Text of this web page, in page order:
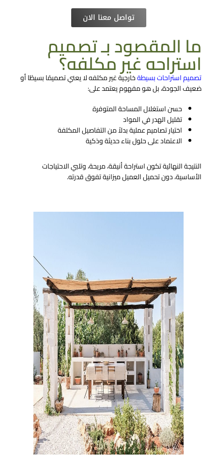
تواصل معنا الان
ما المقصود بـ تصميم
استراحه غير مكلفه؟
تصميم استراحات بسيطةخارجية غير مكلفه لا يعني تصميمًا بسيطًا أو
ضعيف الجودة، بل هو مفهوم يعتمد على:
حسن استغلال المساحة المتوفرة
تقليل الهدر في المواد
اختيار تصاميم عملية بدلاً من التفاصيل المكلفة
الاعتماد على حلول بناء حديثة وذكية
النتيجة النهائية تكون استراحة أنيقة، مريحة، وتلبي الاحتياجات
الأساسية، دون تحميل العميل ميزانية تفوق قدرته.